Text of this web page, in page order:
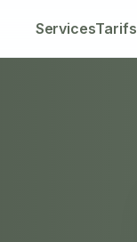
ServicesTarifs